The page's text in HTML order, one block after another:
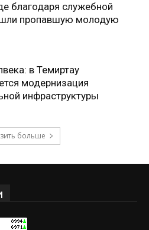
благодаря служебной
пропавшую молодую
в Темиртау
модернизация
инфраструктуры
больше